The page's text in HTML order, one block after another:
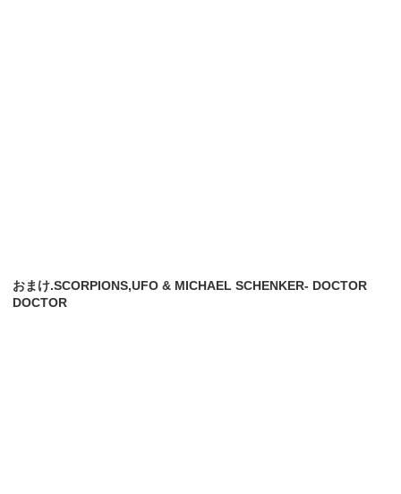
おまけ.SCORPIONS,UFO & MICHAEL SCHENKER- DOCTOR
DOCTOR